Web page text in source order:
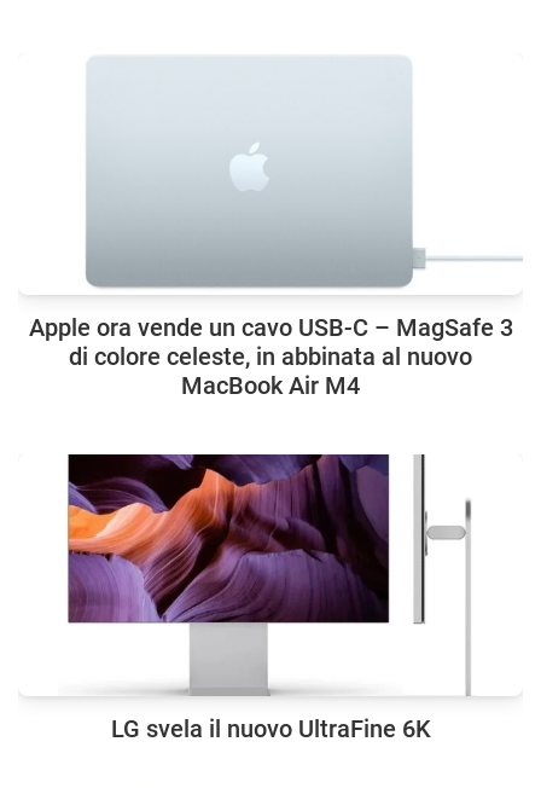
Apple ora vende un cavo USB-C – MagSafe 3
di colore celeste, in abbinata al nuovo
MacBook Air M4
LG svela il nuovo UltraFine 6K